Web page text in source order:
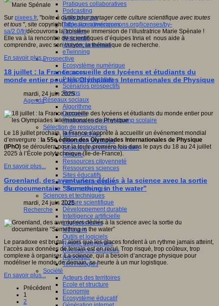
Pratiques collaboratives
Podcasting
Smartphones
Tableaux numériques
Tablettes
Web radio
Webdocumentaire
eTwinning
Prospective
Ecosystème numérique
Espaces
Politique éducative
Scénarios prospectifs
Temps
Réseaux sociaux
Algorithme
Données
Réseaux sociaux et champ scolaire
Sélection de ressources
Bibliographies
Education artistique
Education environnementale
Histoire
Ressources citoyenneté
Ressources sciences
Sites éducatifs
Sites pédagogiques
Sites ressources
Sciences et techniques
Culture scientifique
Développement durable
Intelligence artificielle
Logiciels libres
Métavers
Outils et logiciels
Réalité augmentée
Ressources sciences
Robotique
Technologies
Société
Acteurs des territoires
Ecole et structure
Economie
Ecosystème éducatif
Sur pixees.fr, "boite à outils pour partager cette culture scientifique avec toutes
et tous ", site copyrighthttps://creativecommons.org/licenses/by-
sa/2.0/fr/découvrons la troisième immersion de l’illustratrice Marie Spénale !
Elle va à la rencontre de scientifiques d’équipes Inria et nous aide à
comprendre, avec son crayon, la thématique de recherche.
En savoir plus...
18 juillet : la France accueille des lycéens et étudiants du
monde entier pour les Olympiades Internationales de Physique
mardi, 24 juin 2025
Agenda
Le 18 juillet prochain, la France s'apprête à accueillir un événement mondial
d’envergure : la 55e édition des Olympiades Internationales de Physique
(IPhO) se déroulera pour la toute première fois dans le pays du 18 au 24 juillet
2025 à l’École polytechnique (Île-de-France).
En savoir plus...
Groenland, des aventuriers dédiés à la science avec la sortie
du documentaire “Something in the water”
mardi, 24 juin 2025
Recherche
Le paradoxe est brutal : alors que les glaces fondent à un rythme jamais atteint,
l’accès aux données de terrain est en recul. Trop risqué, trop coûteux, trop
complexe à organiser. La science, qui a besoin d’ancrage physique pour
modéliser le monde de demain, se heurte à un mur logistique.
En savoir plus...
Précédent
1
2